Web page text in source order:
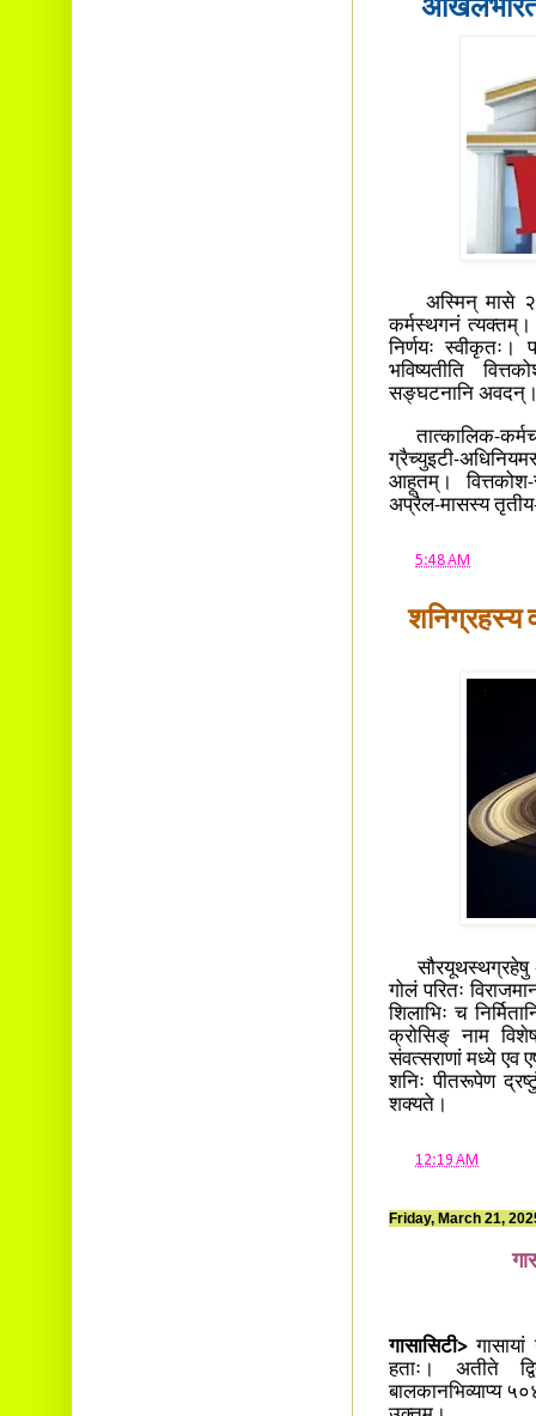
अस्मिन् मासे २४,
कर्मस्थगनं त्यक्तम्।
निर्णयः स्वीकृतः।
भविष्यतीति
सङ्घटनानि
तात्कालिक-
ग्रैच्युइटी-
आहूतम्। वित्तकोश-
अप्रैल-मासस्य
5:48 AM
शनिग्रहस्य
सौरयूथस्थग्रहेषु
गोलं परितः
शिलाभिः च
क्रोसिङ् नाम
संवत्सराणां मध्ये एव
शनिः पीतरूपेण
शक्यते।
12:19 AM
Friday, March 21,
गासासिटी>गासायां
हताः। अतीते
बालकानभिव्याप्य